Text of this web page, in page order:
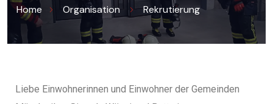
Home Organisation Rekrutierung
Liebe Einwohnerinnen und Einwohner der Gemeinden